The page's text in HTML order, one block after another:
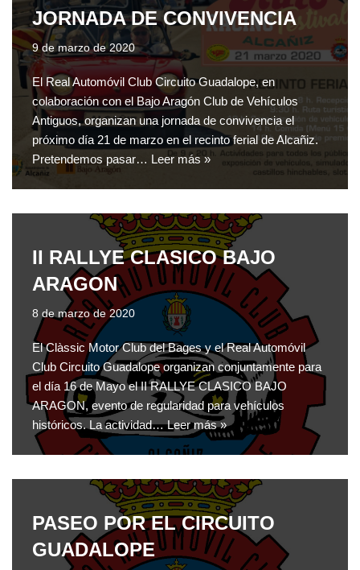
JORNADA DE CONVIVENCIA
9 de marzo de 2020
El Real Automóvil Club Circuito Guadalope, en
colaboración con el Bajo Aragón Club de Vehículos
Antiguos, organizan una jornada de convivencia el
próximo día 21 de marzo en el recinto ferial de Alcañiz.
Pretendemos pasar… Leer más »
II RALLYE CLASICO BAJO
ARAGON
8 de marzo de 2020
El Clàssic Motor Club del Bages y el Real Automóvil
Club Circuito Guadalope organizan conjuntamente para
el día 16 de Mayo el II RALLYE CLASICO BAJO
ARAGON, evento de regularidad para vehículos
históricos. La actividad…Leer más »
PASEO POR EL CIRCUITO
GUADALOPE